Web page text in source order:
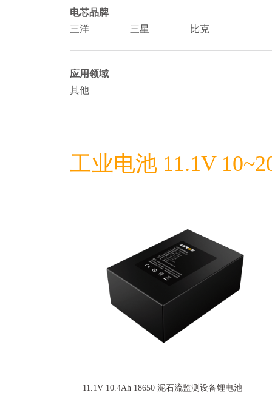
电芯品牌
三洋
三星 比克
应用领域
其他
工业电池 11.1V
11.1V 10.4Ah 18650 泥石流监测设备锂电池